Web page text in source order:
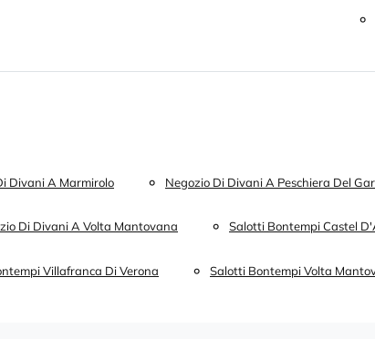
Divani A Marmirolo Negozio Di Divani A Peschiera Del
Di Divani A Volta Mantovana Salotti Bontempi Castel
Villafranca Di Verona Salotti Bontempi Volta